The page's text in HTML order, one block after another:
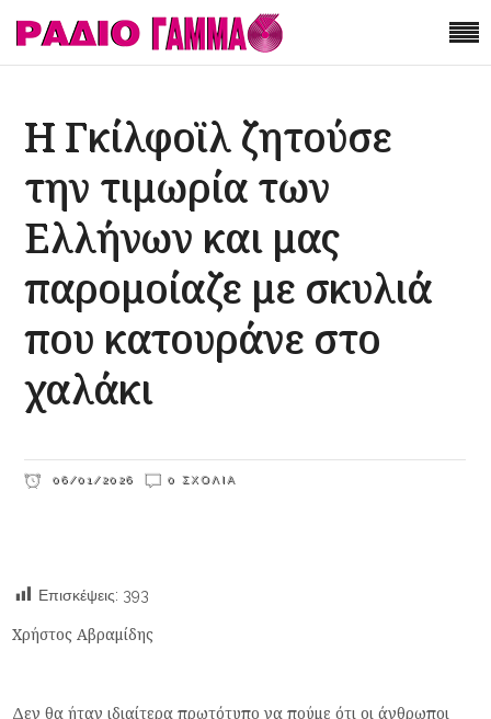
H Γκίλφοϊλ ζητούσε
την τιμωρία των
Ελλήνων και μας
παρομοίαζε με σκυλιά
που κατουράνε στο
χαλάκι
06/01/2026 0 ΣΧΌΛΙΑ
Επισκέψεις: 393
Χρήστος Αβραμίδης
Δεν θα ήταν ιδιαίτερα πρωτότυπο να πούμε ότι οι άνθρωποι